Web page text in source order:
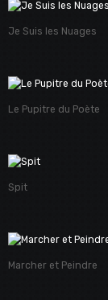
Je Suis les Nuages
Le Pupitre du Poète
Spit
Marcher et Peindre